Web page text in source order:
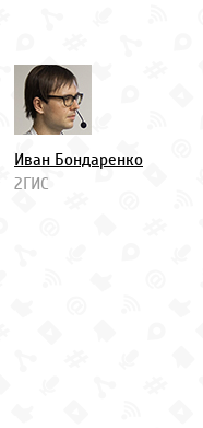
Иван Бондаренко
2ГИС